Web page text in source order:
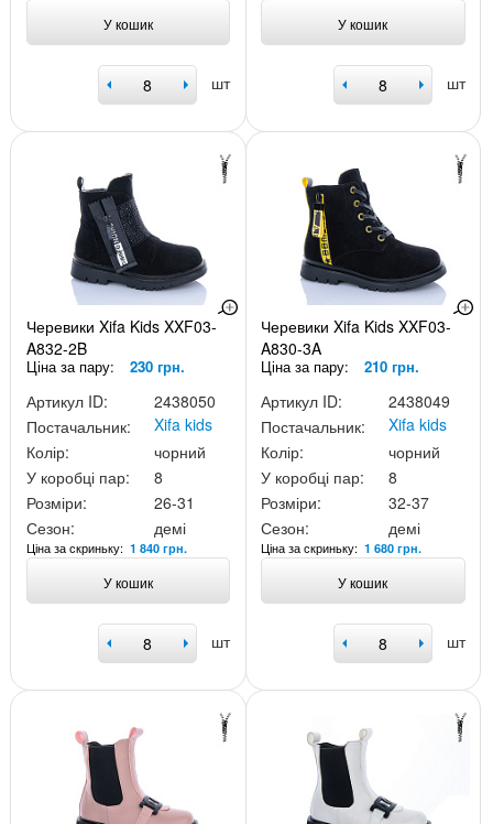
У кошик
шт
У кошик
шт
Черевики Xifa Kids XXF03-
A832-2B
Ціна за пару: 230 грн.
Артикул ID:
2438050
Постачальник:
Xifa kids
Колір:
чорний
У коробці пар:
8
Розміри:
26-31
Сезон:
демі
Ціна за скриньку: 1 840 грн.
У кошик
шт
Черевики Xifa Kids XXF03-
A830-3A
Ціна за пару: 210 грн.
Артикул ID:
2438049
Постачальник:
Xifa kids
Колір:
чорний
У коробці пар:
8
Розміри:
32-37
Сезон:
демі
Ціна за скриньку:1 680 грн.
У кошик
шт